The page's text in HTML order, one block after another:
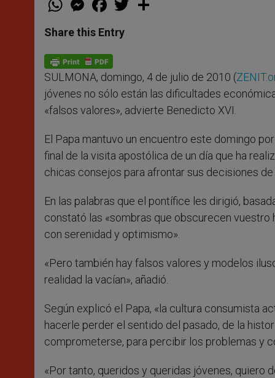
t
s
p
p
e
s
e
g
e
r
a
e
b
o
k
w
Share this Entry
SULMONA, domingo, 4 de julio de 2010 (
jóvenes no sólo están las dificultades
«falsos valores», advierte Benedicto XVI.
El Papa mantuvo un encuentro este domingo
final de la visita apostólica de un día que ha
chicas consejos para afrontar sus decisiones de
En las palabras que el pontífice les dirigió,
constató las «sombras que obscurecen
con serenidad y optimismo».
«Pero también hay falsos valores y modelos
realidad la vacían», añadió.
Según explicó el Papa, «la cultura consumista
hacerle perder el sentido del pasado, de la
comprometerse, para percibir los problemas y
«Por tanto, queridos y queridas jóvenes, quiero